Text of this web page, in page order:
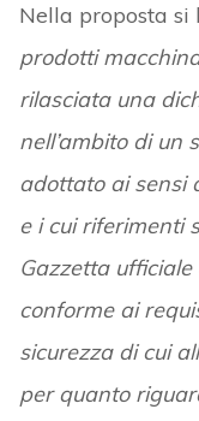
Nella proposta si
prodotti
rilasciata una
nell’ambito di un
adottato ai sensi
e i cui riferimenti
Gazzetta ufficiale
conforme ai
sicurezza di cui
per quanto